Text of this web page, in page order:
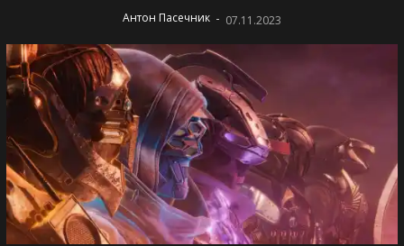
Антон Пасечник - 07.11.2023